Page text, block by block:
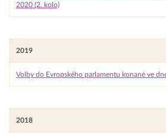
2020 (2. kolo)
2019
Volby do Evropského parlamentu konané ve
2018